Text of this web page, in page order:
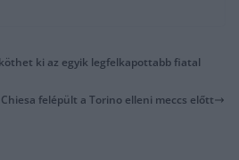
ki az egyik legfelkapottabb fiatal
Chiesa felépült a Torino elleni meccs előtt